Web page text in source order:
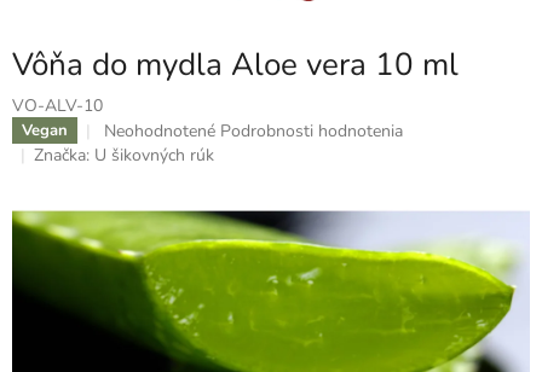
Vôňa do mydla Aloe vera 10 ml
VO-ALV-10
Vegan
Priemerné
hodnotenie
0,0
z
5
hviezdičiek.
Neohodnotené Podrobnosti hodnotenia
Značka: U šikovných rúk